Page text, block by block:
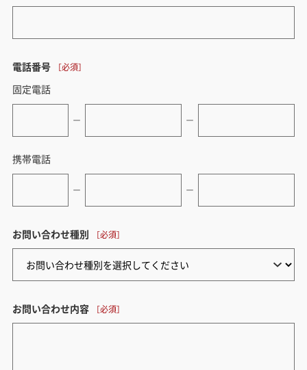
電話番号
固定電話
ー ー
携帯電話
ー ー
お問い合わせ種別
お問い合わせ内容